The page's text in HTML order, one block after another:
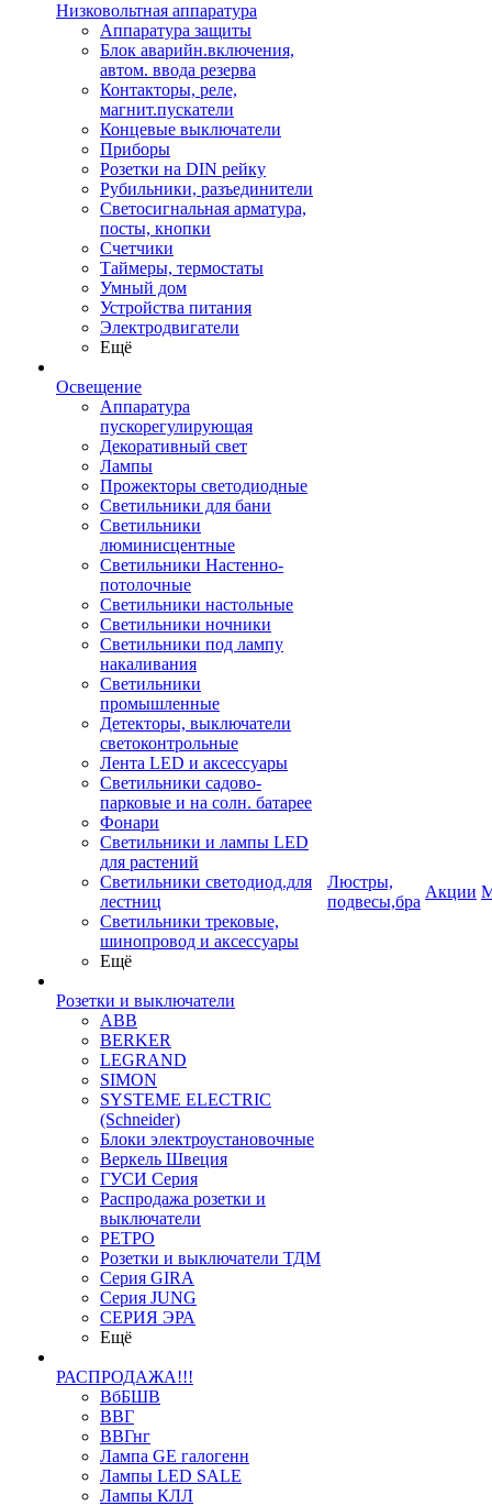
Низковольтная аппаратура
Аппаратура защиты
Блок аварийн.включения,
автом. ввода резерва
Контакторы, реле,
магнит.пускатели
Концевые выключатели
Приборы
Розетки на DIN рейку
Рубильники, разъединители
Светосигнальная арматура,
посты, кнопки
Счетчики
Таймеры, термостаты
Умный дом
Устройства питания
Электродвигатели
Ещё
Освещение
Аппаратура
пускорегулирующая
Декоративный свет
Лампы
Прожекторы светодиодные
Светильники для бани
Светильники
люминисцентные
Светильники Настенно-
потолочные
Светильники настольные
Светильники ночники
Светильники под лампу
накаливания
Светильники
промышленные
Детекторы, выключатели
светоконтрольные
Лента LED и аксессуары
Светильники садово-
парковые и на солн. батарее
Фонари
Светильники и лампы LED
для растений
Светильники светодиод.для
лестниц
Светильники трековые,
шинопровод и аксессуары
Ещё
Розетки и выключатели
ABB
BERKER
LEGRAND
SIMON
SYSTEME ELECTRIC
(Schneider)
Блоки электроустановочные
Веркель Швеция
ГУСИ Серия
Распродажа розетки и
выключатели
РЕТРО
Розетки и выключатели ТДМ
Серия GIRA
Серия JUNG
СЕРИЯ ЭРА
Ещё
РАСПРОДАЖА!!!
ВбБШВ
ВВГ
ВВГнг
Лампа GE галогенн
Лампы LED SALE
Лампы КЛЛ
Люстры,
подвесы,бра
Акции